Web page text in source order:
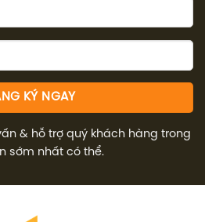
& hỗ trợ quý khách hàng trong
sớm nhất có thể.